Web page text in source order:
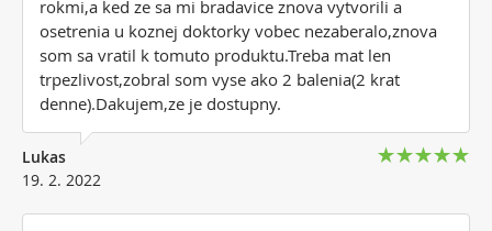
rokmi,a ked ze sa mi bradavice znova vytvorili a
osetrenia u koznej doktorky vobec nezaberalo,znova
som sa vratil k tomuto produktu.Treba mat len
trpezlivost,zobral som vyse ako 2 balenia(2 krat
denne).Dakujem,ze je dostupny.
Lukas
19. 2. 2022